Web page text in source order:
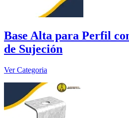
Base Alta para Perfil
de Sujeción
Ver Categoria